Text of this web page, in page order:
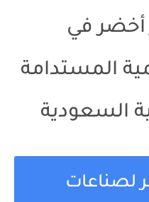
أخضر في
المستدامة
السعودية
لصناعات